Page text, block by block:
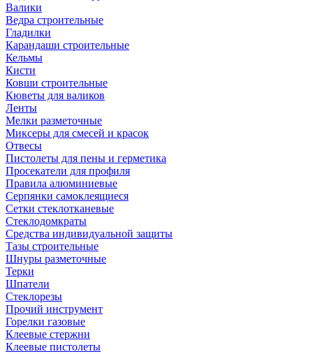
Валики
Ведра строительные
Гладилки
Карандаши строительные
Кельмы
Кисти
Ковши строительные
Кюветы для валиков
Ленты
Мелки разметочные
Миксеры для смесей и красок
Отвесы
Пистолеты для пены и герметика
Просекатели для профиля
Правила алюминиевые
Серпянки самоклеящиеся
Сетки стеклотканевые
Стеклодомкраты
Средства индивидуальной защиты
Тазы строительные
Шнуры разметочные
Терки
Шпатели
Стеклорезы
Прочий инструмент
Горелки газовые
Клеевые стержни
Клеевые пистолеты